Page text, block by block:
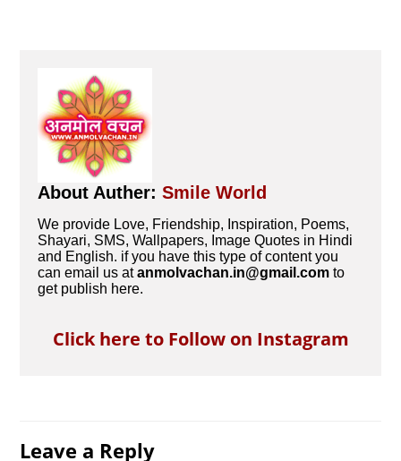
About Auther:Smile World
We provide Love, Friendship, Inspiration, Poems,
Shayari, SMS, Wallpapers, Image Quotes in Hindi
and English. if you have this type of content you
can email us atanmolvachan.in@gmail.com to
get publish here.
Click here to Follow on Instagram
Leave a Reply